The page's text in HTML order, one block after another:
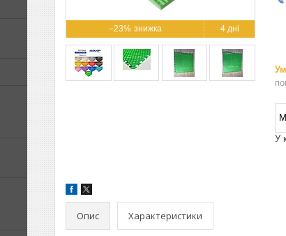
–23% 4 дні
У
Опис Характеристики